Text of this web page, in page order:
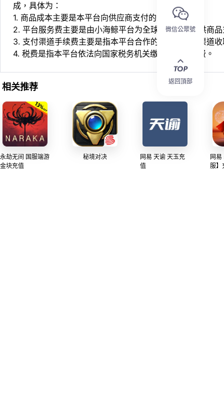
成，具体为：
1. 商品成本主要是本平台向供应商支付的采购成本；
2. 平台服务费主要是由小海鲸平台为全球华人用户提供商
3. 支付渠道手续费主要是指本平台合作的第三方支付渠道
4. 税费是指本平台依法向国家税务机关缴纳的各项税费。
相关推荐
永劫无间 国服端游
金块充值
秘境对决
网易 天谕 天玉充
值
网易
服】
微信公眾號
返回頂部